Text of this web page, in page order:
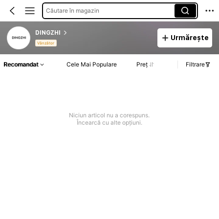
Căutare în magazin
DINGZHI
Vânzător
Urmărește
Recomandat Cele Mai Populare Preț Filtrare
Niciun articol nu a corespuns.
Încearcă cu alte opțiuni.